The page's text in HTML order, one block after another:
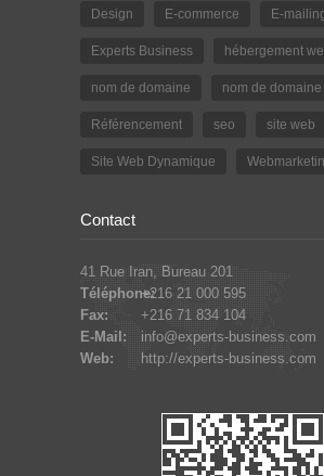
Design E-commerce E-
Experts Business hébergement
nom de domaine nom de
Référencement seo site web
Site Web Dynamique
Contact
41 Rue Iran, Bureau 201
Téléphone:+216 21 000 595
Fax:
+216 71 834 104
E-Mail:
info@experts-business.com
Web:
http://experts-business.com